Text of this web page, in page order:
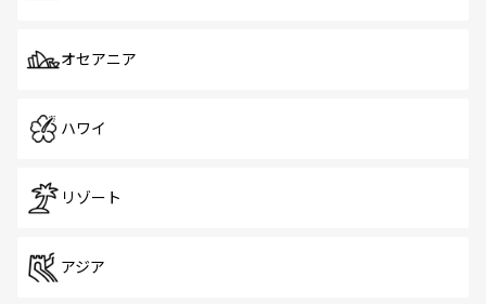
オセアニア
ハワイ
リゾート
アジア